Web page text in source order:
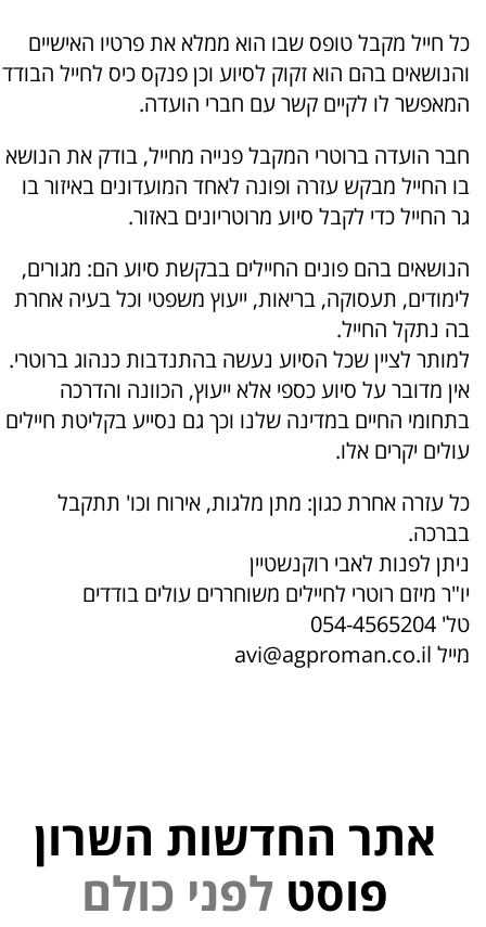
כל חייל מקבל טופס שבו הוא ממלא את פרטיו האישיים
והנושאים בהם הוא זקוק לסיוע וכן פנקס כיס לחייל הבודד
המאפשר לו לקיים קשר עם חברי הועדה.
חבר הועדה ברוטרי המקבל פנייה מחייל, בודק את הנושא
בו החייל מבקש עזרה ופונה לאחד המועדונים באיזור בו
גר החייל כדי לקבל סיוע מרוטריונים באזור.
הנושאים בהם פונים החיילים בבקשת סיוע הם: מגורים,
לימודים, תעסוקה, בריאות, ייעוץ משפטי וכל בעיה אחרת
בה נתקל החייל.
למותר לציין שכל הסיוע נעשה בהתנדבות כנהוג ברוטרי.
אין מדובר על סיוע כספי אלא ייעוץ, הכוונה והדרכה
בתחומי החיים במדינה שלנו וכך גם נסייע בקליטת חיילים
עולים יקרים אלו.
כל עזרה אחרת כגון: מתן מלגות, אירוח וכו' תתקבל
בברכה.
ניתן לפנות לאבי רוקנשטיין
יו"ר מיזם רוטרי לחיילים משוחררים עולים בודדים
טל' 054-4565204
מייל avi@agproman.co.il
אתר החדשות השרון
פוסט